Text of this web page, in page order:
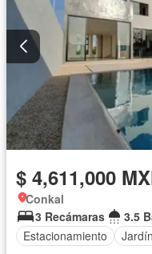
$ 4,611,000
Conkal
3 Recámaras
3.5
Estacionamiento
Jardín